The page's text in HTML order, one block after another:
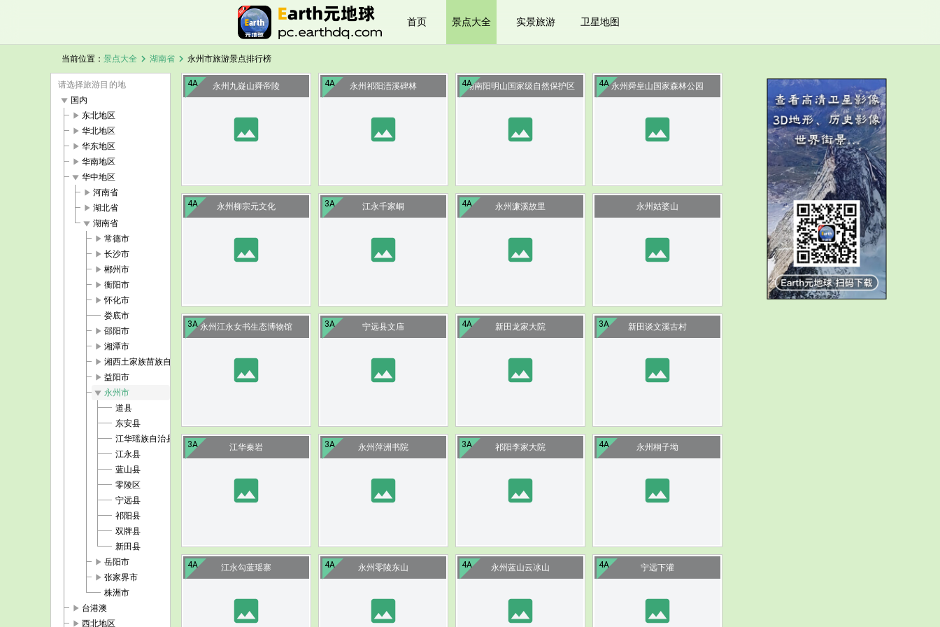
首页 景点大全 实景旅游 卫星地图
当前位置： 景点大全 chevron_right 湖南省 chevron_right 永州市旅游景点排行榜
请选择旅游目的地
play_arrow 国内
play_arrow 东北地区
play_arrow 华北地区
play_arrow 华东地区
play_arrow 华南地区
play_arrow 华中地区
play_arrow 河南省
play_arrow 湖北省
play_arrow 湖南省
play_arrow 常德市
play_arrow 长沙市
play_arrow 郴州市
play_arrow 衡阳市
play_arrow 怀化市
娄底市
play_arrow 邵阳市
play_arrow 湘潭市
play_arrow 湘西土家族苗族自治州
play_arrow 益阳市
play_arrow 永州市
道县
东安县
江华瑶族自治县
江永县
蓝山县
零陵区
宁远县
祁阳县
双牌县
新田县
play_arrow 岳阳市
play_arrow 张家界市
株洲市
play_arrow 台港澳
play_arrow 西北地区
4A
image
永州九嶷山舜帝陵 4A
image
永州祁阳浯溪碑林 4A
image
湖南阳明山国家级自然保护区 4A
image
永州舜皇山国家森林公园
4A
image
永州柳宗元文化 3A
image
江永千家峒 4A
image
永州濂溪故里
image
永州姑婆山
3A
image
永州江永女书生态博物馆 3A
image
宁远县文庙 4A
image
新田龙家大院 3A
image
新田谈文溪古村
3A
image
江华秦岩 3A
image
永州萍洲书院 3A
image
祁阳李家大院 4A
image
永州桐子坳
4A
image
江永勾蓝瑶寨 4A
image
永州零陵东山 4A
image
永州蓝山云冰山 4A
image
宁远下灌